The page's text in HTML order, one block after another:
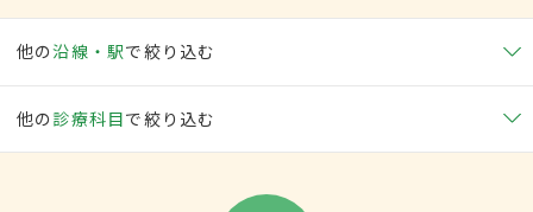
他の沿線・駅で絞り込む
他の 診療科目で絞り込む